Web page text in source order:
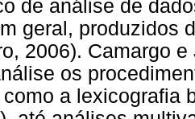
de análise de
geral, produzidos
2006). Camargo
os
a lexicografia